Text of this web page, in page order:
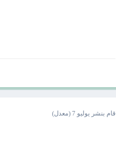
قام بنشر يوليو 7 (معدل)